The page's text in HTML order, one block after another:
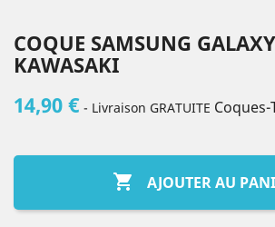
COQUE SAMSUNG
KAWASAKI
14,90 € - Livraison GRATUITE
 AJOUTER AU